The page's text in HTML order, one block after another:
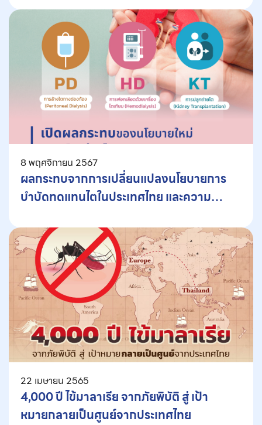
8 พฤศจิกายน 2567
ผลกระทบจากการเปลี่ยนแปลงนโยบายการ
บำบัดทดแทนไตในประเทศไทย และความ
สำหรับผู้ป่วย
22 เมษายน 2565
4,000 ปี ไข้มาลาเรีย จากภัยพิบัติ สู่ เป้า
หมายกลายเป็นศูนย์จากประเทศไทย